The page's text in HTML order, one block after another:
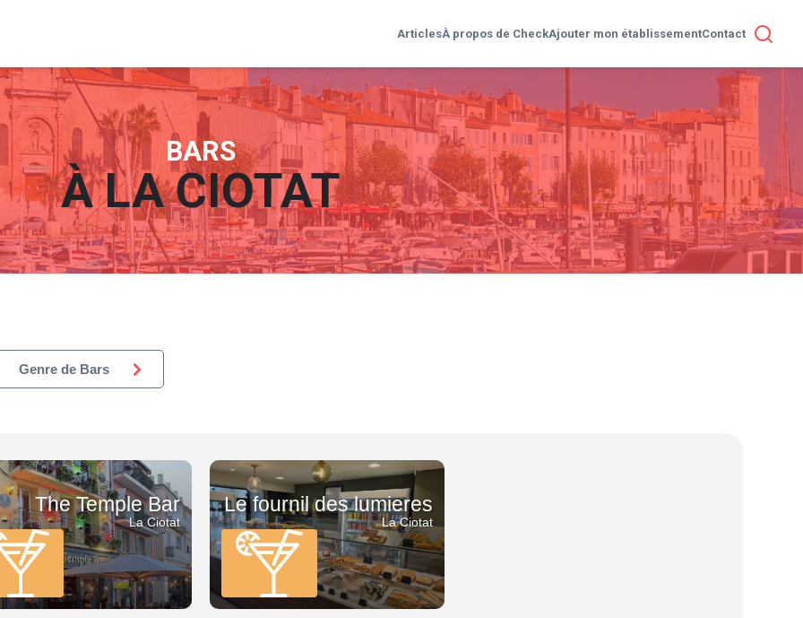
ArticlesÀ propos de CheckAjouter mon établissementContact
BARS
ÀLA CIOTAT
Genre de Bars
The Temple Bar
La Ciotat
Le fournil des lumieres
La Ciotat